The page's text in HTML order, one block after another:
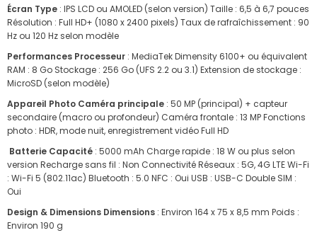
Écran Type : IPS LCD ou AMOLED (selon version) Taille : 6,5 à 6,7 pouces
Résolution : Full HD+ (1080 x 2400 pixels) Taux de rafraîchissement : 90
Hz ou 120 Hz selon modèle
Performances Processeur : MediaTek Dimensity 6100+ ou équivalent
RAM : 8 Go Stockage : 256 Go (UFS 2.2 ou 3.1) Extension de stockage :
MicroSD (selon modèle)
Appareil Photo Caméra principale : 50 MP (principal) + capteur
secondaire (macro ou profondeur) Caméra frontale : 13 MP Fonctions
photo : HDR, mode nuit, enregistrement vidéo Full HD
Batterie Capacité : 5000 mAh Charge rapide : 18 W ou plus selon
version Recharge sans fil : Non Connectivité Réseaux : 5G, 4G LTE Wi-Fi
: Wi-Fi 5 (802.11ac) Bluetooth : 5.0 NFC : Oui USB : USB-C Double SIM :
Oui
Design & Dimensions Dimensions : Environ 164 x 75 x 8,5 mm Poids :
Environ 190 g